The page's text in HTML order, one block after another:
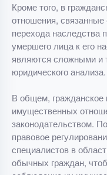
Кроме того, в
отношения,
перехода наследства
умершего лица к его
являются сложными и
юридического анализа.
В общем, гражданское
имущественных
законодательством.
правовое
специалистов в
обычных граждан,